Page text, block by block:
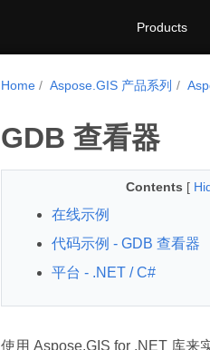
Products
Home Aspose.GIS 产品系列
GDB 查看器
Contents [
在线示例
代码示例 - GDB 查看器
平台 - .NET / C#
使用 Aspose.GIS for .NET 库来